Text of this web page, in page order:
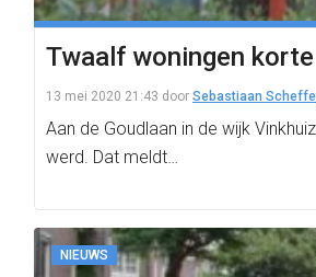
Twaalf woningen
13 mei 2020 21:43 door Sebastiaan
Aan de Goudlaan in de wijk
werd. Dat meldt…
NIEUWS